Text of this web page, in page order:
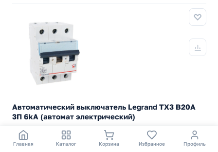
Автоматический выключатель Legrand TX3 B20A
3П 6kA (автомат электрический)
Модульный трехполюсный автоматический выключатель
TX3 6000А - тип характеристики B, 20А, 230/400В~
Legrand
Главная Каталог Корзина Избранное Профиль